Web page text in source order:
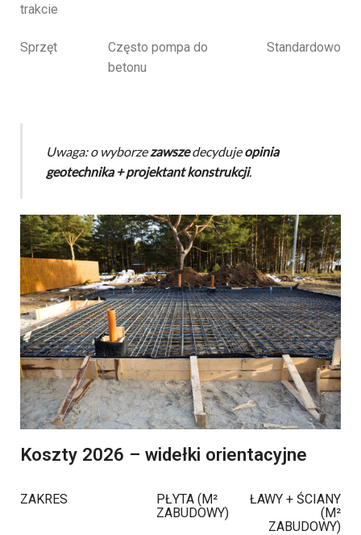
trakcie
Sprzęt
Często pompa do
betonu
Standardowo
Uwaga: o wyborzezawszedecydujeopinia
geotechnika + projektant konstrukcji.
Koszty 2026 – widełki orientacyjne
ZAKRES
PŁYTA (M²
ZABUDOWY)
ŁAWY + ŚCIANY
(M²
ZABUDOWY)